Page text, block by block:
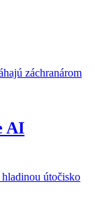
AI